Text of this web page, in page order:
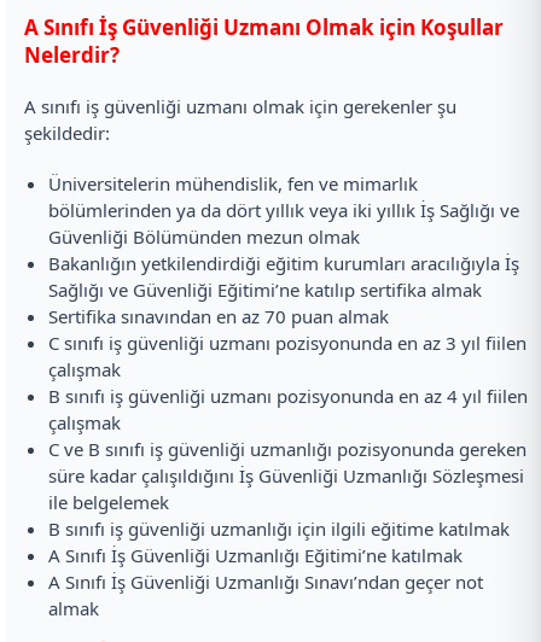
A Sınıfı İş Güvenliği Uzmanı Olmak için Koşullar
Nelerdir?
A sınıfı iş güvenliği uzmanı olmak için gerekenler şu
şekildedir:
Üniversitelerin mühendislik, fen ve mimarlık
bölümlerinden ya da dört yıllık veya iki yıllık İş Sağlığı ve
Güvenliği Bölümünden mezun olmak
Bakanlığın yetkilendirdiği eğitim kurumları aracılığıyla İş
Sağlığı ve Güvenliği Eğitimi’ne katılıp sertifika almak
Sertifika sınavından en az 70 puan almak
C sınıfı iş güvenliği uzmanı pozisyonunda en az 3 yıl fiilen
çalışmak
B sınıfı iş güvenliği uzmanı pozisyonunda en az 4 yıl fiilen
çalışmak
C ve B sınıfı iş güvenliği uzmanlığı pozisyonunda gereken
süre kadar çalışıldığını İş Güvenliği Uzmanlığı Sözleşmesi
ile belgelemek
B sınıfı iş güvenliği uzmanlığı için ilgili eğitime katılmak
A Sınıfı İş Güvenliği Uzmanlığı Eğitimi’ne katılmak
A Sınıfı İş Güvenliği Uzmanlığı Sınavı’ndan geçer not
almak